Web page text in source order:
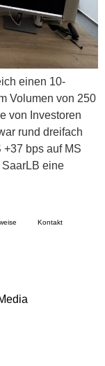
einen 10-
Volumen von 250
von Investoren
rund dreifach
bps auf MS
eine
Kontakt